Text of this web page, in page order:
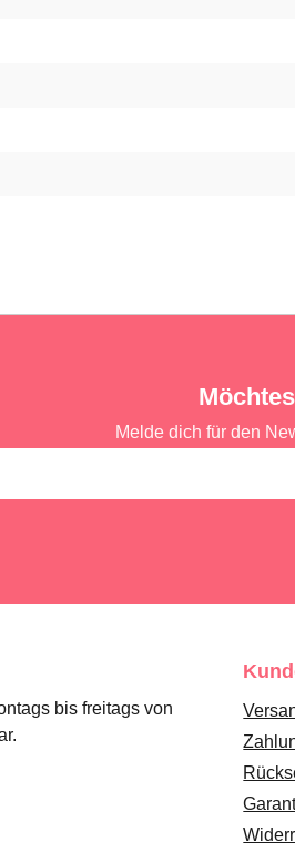
Melde dich für den
bis freitags von